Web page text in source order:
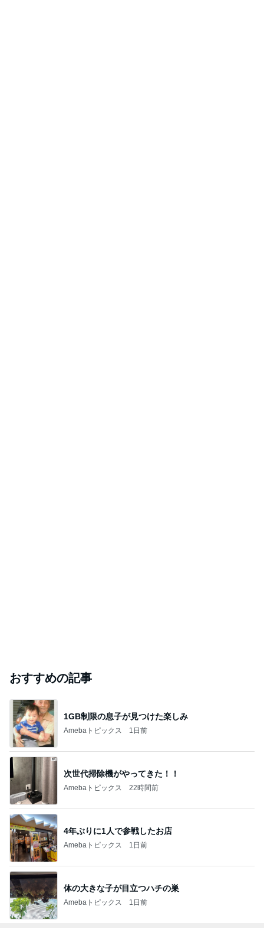
おすすめの記事
1GB制限の息子が見つけた楽しみ
Amebaトピックス 1日前
次世代掃除機がやってきた！！
Amebaトピックス 22時間前
4年ぶりに1人で参戦したお店
Amebaトピックス 1日前
体の大きな子が目立つハチの巣
Amebaトピックス 1日前